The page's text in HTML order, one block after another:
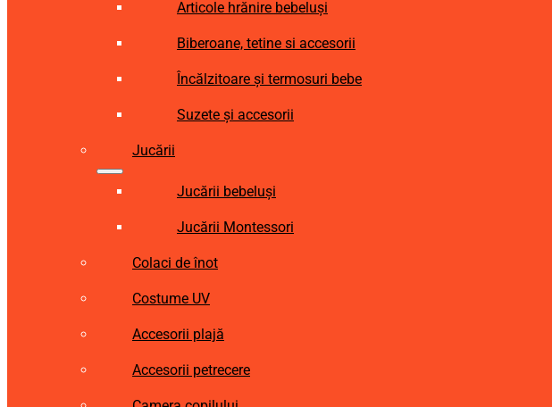
Articole hrănire bebeluși
Biberoane, tetine si accesorii
Încălzitoare și termosuri bebe
Suzete și accesorii
Jucării
Jucării bebeluși
Jucării Montessori
Colaci de înot
Costume UV
Accesorii plajă
Accesorii petrecere